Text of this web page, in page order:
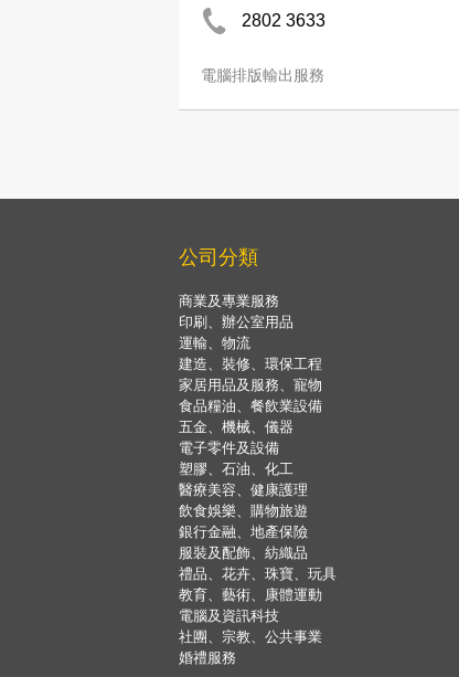
2802 3633
電腦排版輸出服務
公司分類
商業及專業服務
印刷、辦公室用品
運輸、物流
建造、裝修、環保工程
家居用品及服務、寵物
食品糧油、餐飲業設備
五金、機械、儀器
電子零件及設備
塑膠、石油、化工
醫療美容、健康護理
飲食娛樂、購物旅遊
銀行金融、地產保險
服裝及配飾、紡織品
禮品、花卉、珠寶、玩具
教育、藝術、康體運動
電腦及資訊科技
社團、宗教、公共事業
婚禮服務